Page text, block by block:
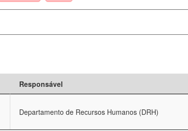
Responsável
Departamento de Recursos Humanos (DRH)